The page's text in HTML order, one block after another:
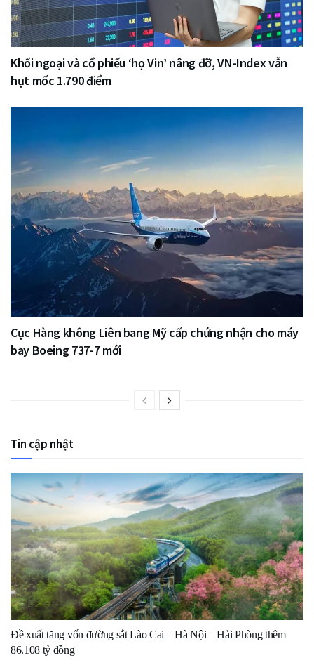
Khối ngoại và cổ phiếu ‘họ Vin’ nâng đỡ, VN-Index vẫn
hụt mốc 1.790 điểm
Cục Hàng không Liên bang Mỹ cấp chứng nhận cho máy
bay Boeing 737-7 mới
Tin cập nhật
Đề xuất tăng vốn đường sắt Lào Cai – Hà Nội – Hải Phòng thêm
86.108 tỷ đồng